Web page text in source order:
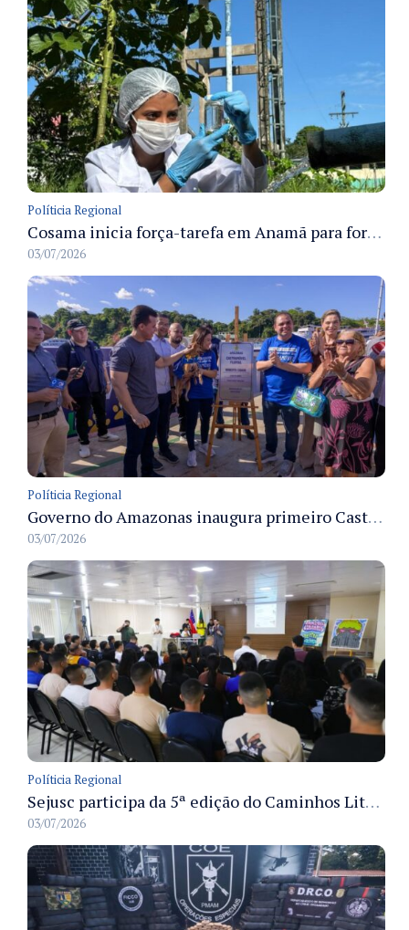
Políticia Regional
Cosama inicia força-tarefa em Anamã para fortalecer abastecimento de água e segurança hídrica da população
03/07/2026
Políticia Regional
Governo do Amazonas inaugura primeiro Castramóvel Fluvial para atendimento veterinário às comunidades ribeirinhas e castração gratuita
03/07/2026
Políticia Regional
Sejusc participa da 5ª edição do Caminhos Literários com foco na cultura hip-hop nas unidades socioeducativas
03/07/2026